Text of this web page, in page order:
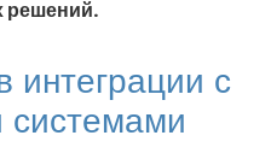
решений.
интеграции с